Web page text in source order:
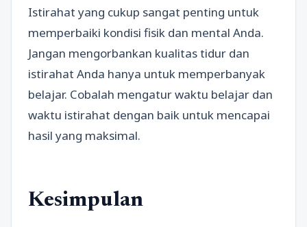
Istirahat yang cukup sangat penting untuk
memperbaiki kondisi fisik dan mental Anda.
Jangan mengorbankan kualitas tidur dan
istirahat Anda hanya untuk memperbanyak
belajar. Cobalah mengatur waktu belajar dan
waktu istirahat dengan baik untuk mencapai
hasil yang maksimal.
Kesimpulan